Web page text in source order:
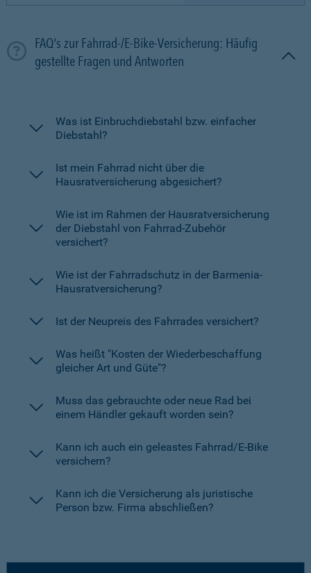
FAQ's zur Fahrrad-/E-Bike-Versicherung: Häufig
gestellte Fragen und Antworten
Was ist Einbruchdiebstahl bzw. einfacher
Diebstahl?
Ist mein Fahrrad nicht über die
Hausratversicherung abgesichert?
Wie ist im Rahmen der Hausratversicherung
der Diebstahl von Fahrrad-Zubehör
versichert?
Wie ist der Fahrradschutz in der Barmenia-
Hausratversicherung?
Ist der Neupreis des Fahrrades versichert?
Was heißt "Kosten der Wiederbeschaffung
gleicher Art und Güte"?
Muss das gebrauchte oder neue Rad bei
einem Händler gekauft worden sein?
Kann ich auch ein geleastes Fahrrad/E-Bike
versichern?
Kann ich die Versicherung als juristische
Person bzw. Firma abschließen?